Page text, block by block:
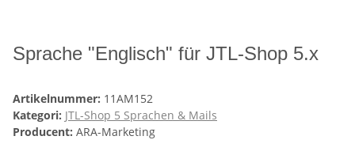
Sprache "Englisch" für JTL-Shop 5.x
Artikelnummer: 11AM152
Kategori: JTL-Shop 5 Sprachen & Mails
Producent: ARA-Marketing